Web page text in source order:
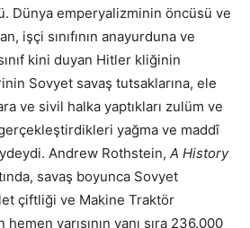
Dünya emperyalizminin öncüsü ve
işçi sınıfının anayurduna ve
kini duyan Hitler kliğinin
Sovyet savaş tutsaklarına, ele
ve sivil halka yaptıkları zulüm ve
yağma ve maddî
Andrew Rothstein, A History
savaş boyunca Sovyet
çiftliği ve Makine Traktör
yarısının yanı sıra 236.000